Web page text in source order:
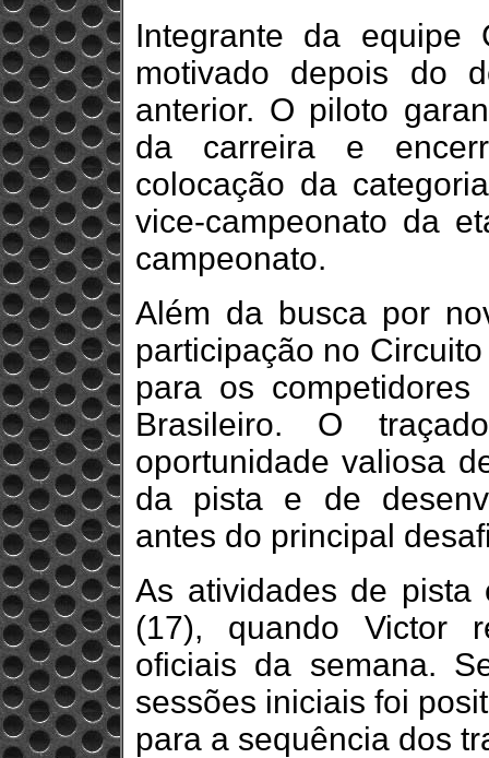
Integrante da equipe
motivado depois do
anterior. O piloto
da carreira e
colocação da
vice-campeonato da
campeonato.
Além da busca por
participação no
para os
Brasileiro. O
oportunidade valiosa
da pista e de
antes do principal
As atividades de pista
(17), quando Victor
oficiais da semana.
sessões iniciais foi
para a sequência dos